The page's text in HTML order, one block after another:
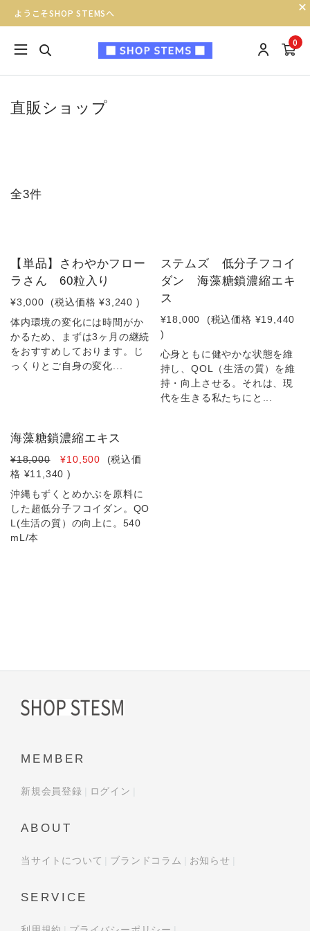
ようこそSHOP STEMSへ
0
直販ショップ
全3件
NEW
【単品】さわやかフロー
ラさん 60粒入り
¥3,000 (税込価格 ¥3,240 )
体内環境の変化には時間がか
かるため、まずは3ヶ月の継続
をおすすめしております。じ
っくりとご自身の変化...
NEW
ステムズ 低分子フコイ
ダン 海藻糖鎖濃縮エキ
ス
¥18,000 (税込価格 ¥19,440
)
心身ともに健やかな状態を維
持し、QOL（生活の質）を維
持・向上させる。それは、現
代を生きる私たちにと...
海藻糖鎖濃縮エキス
¥18,000 ¥10,500
(税込価
格 ¥11,340 )
沖縄もずくとめかぶを原料に
した超低分子フコイダン。QO
L(生活の質）の向上に。540
mL/本
MEMBER
新規会員登録 ログイン
ABOUT
当サイトについて ブランドコラム お知らせ
SERVICE